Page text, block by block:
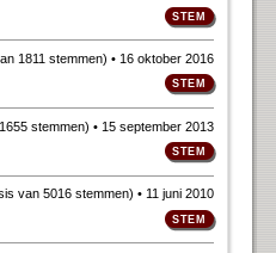
1811 stemmen) • 16 oktober 2016
1655 stemmen) • 15 september 2013
van 5016 stemmen) • 11 juni 2010